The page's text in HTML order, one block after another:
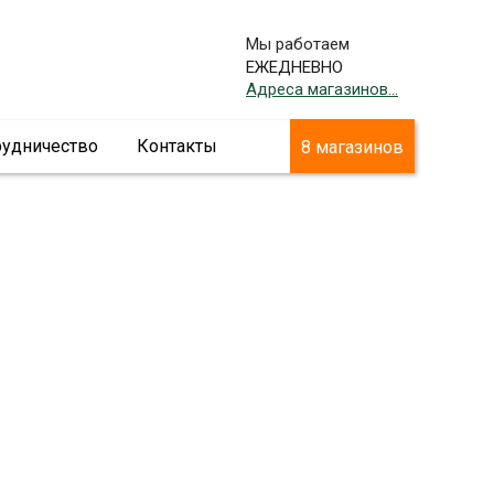
Мы работаем
ЕЖЕДНЕВНО
Адреса магазинов...
Контакты 8 магазинов